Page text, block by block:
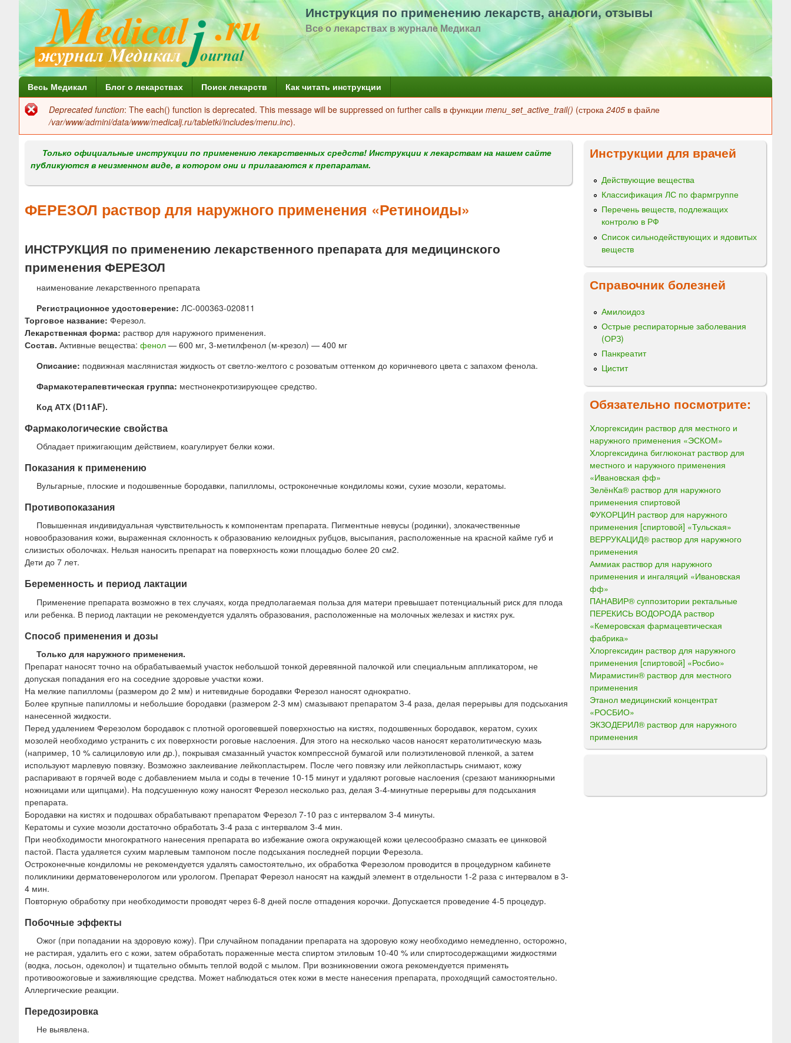
Перейти
к
содержанию
Инструкция по применению лекарств, аналоги, отзывы
Все о лекарствах в журнале Медикал
Г
л
н
м
н
ю
Весь Медикал Блог о лекарствах Поиск лекарств Как читать инструкции
Сообщение
об
ошибке
Deprecated function: The each() function is deprecated. This message will be suppressed on further calls в функции menu_set_active_trail() (строка 2405 в файле
/var/www/admini/data/www/medicalj.ru/tabletki/includes/menu.inc).
Только официальные инструкции по применению лекарственных средств! Инструкции к лекарствам на нашем сайте
публикуются в неизменном виде, в котором они и прилагаются к препаратам.
ФЕРЕЗОЛ раствор для наружного применения «Ретиноиды»
ИНСТРУКЦИЯ по применению лекарственного препарата для медицинского
применения ФЕРЕЗОЛ
наименование лекарственного препарата
Регистрационное удостоверение: ЛС-000363-020811
Торговое название: Ферезол.
Лекарственная форма: раствор для наружного применения.
Состав. Активные вещества: фенол — 600 мг, 3-метилфенол (м-крезол) — 400 мг
Описание: подвижная маслянистая жидкость от светло-желтого с розоватым оттенком до коричневого цвета с запахом фенола.
Фармакотерапевтическая группа: местнонекротизирующее средство.
Код АТХ (D11AF).
Фармакологические свойства
Обладает прижигающим действием, коагулирует белки кожи.
Показания к применению
Вульгарные, плоские и подошвенные бородавки, папилломы, остроконечные кондиломы кожи, сухие мозоли, кератомы.
Противопоказания
Повышенная индивидуальная чувствительность к компонентам препарата. Пигментные невусы (родинки), злокачественные
новообразования кожи, выраженная склонность к образованию келоидных рубцов, высыпания, расположенные на красной кайме губ и
слизистых оболочках. Нельзя наносить препарат на поверхность кожи площадью более 20 см2.
Дети до 7 лет.
Беременность и период лактации
Применение препарата возможно в тех случаях, когда предполагаемая польза для матери превышает потенциальный риск для плода
или ребенка. В период лактации не рекомендуется удалять образования, расположенные на молочных железах и кистях рук.
Способ применения и дозы
Только для наружного применения.
Препарат наносят точно на обрабатываемый участок небольшой тонкой деревянной палочкой или специальным аппликатором, не
допуская попадания его на соседние здоровые участки кожи.
На мелкие папилломы (размером до 2 мм) и нитевидные бородавки Ферезол наносят однократно.
Более крупные папилломы и небольшие бородавки (размером 2-3 мм) смазывают препаратом 3-4 раза, делая перерывы для подсыхания
нанесенной жидкости.
Перед удалением Ферезолом бородавок с плотной ороговевшей поверхностью на кистях, подошвенных бородавок, кератом, сухих
мозолей необходимо устранить с их поверхности роговые наслоения. Для этого на несколько часов наносят кератолитическую мазь
(например, 10 % салициловую или др.), покрывая смазанный участок компрессной бумагой или полиэтиленовой пленкой, а затем
используют марлевую повязку. Возможно заклеивание лейкопластырем. После чего повязку или лейкопластырь снимают, кожу
распаривают в горячей воде с добавлением мыла и соды в течение 10-15 минут и удаляют роговые наслоения (срезают маникюрными
ножницами или щипцами). На подсушенную кожу наносят Ферезол несколько раз, делая 3-4-минутные перерывы для подсыхания
препарата.
Бородавки на кистях и подошвах обрабатывают препаратом Ферезол 7-10 раз с интервалом 3-4 минуты.
Кератомы и сухие мозоли достаточно обработать 3-4 раза с интервалом 3-4 мин.
При необходимости многократного нанесения препарата во избежание ожога окружающей кожи целесообразно смазать ее цинковой
пастой. Паста удаляется сухим марлевым тампоном после подсыхания последней порции Ферезола.
Остроконечные кондиломы не рекомендуется удалять самостоятельно, их обработка Ферезолом проводится в процедурном кабинете
поликлиники дерматовенерологом или урологом. Препарат Ферезол наносят на каждый элемент в отдельности 1-2 раза с интервалом в 3-
4 мин.
Повторную обработку при необходимости проводят через 6-8 дней после отпадения корочки. Допускается проведение 4-5 процедур.
Побочные эффекты
Ожог (при попадании на здоровую кожу). При случайном попадании препарата на здоровую кожу необходимо немедленно, осторожно,
не растирая, удалить его с кожи, затем обработать пораженные места спиртом этиловым 10-40 % или спиртосодержащими жидкостями
(водка, лосьон, одеколон) и тщательно обмыть теплой водой с мылом. При возникновении ожога рекомендуется применять
противоожоговые и заживляющие средства. Может наблюдаться отек кожи в месте нанесения препарата, проходящий самостоятельно.
Аллергические реакции.
Передозировка
Не выявлена.
Инструкции для врачей
Действующие вещества
Классификация ЛС по фармгруппе
Перечень веществ, подлежащих
контролю в РФ
Список сильнодействующих и ядовитых
веществ
Справочник болезней
Амилоидоз
Острые респираторные заболевания
(ОРЗ)
Панкреатит
Цистит
Обязательно посмотрите:
Хлоргексидин раствор для местного и
наружного применения «ЭСКОМ»
Хлоргексидина биглюконат раствор для
местного и наружного применения
«Ивановская фф»
ЗелёнКа® раствор для наружного
применения спиртовой
ФУКОРЦИН раствор для наружного
применения [спиртовой] «Тульская»
ВЕРРУКАЦИД® раствор для наружного
применения
Аммиак раствор для наружного
применения и ингаляций «Ивановская
фф»
ПАНАВИР® суппозитории ректальные
ПЕРЕКИСЬ ВОДОРОДА раствор
«Кемеровская фармацевтическая
фабрика»
Хлоргексидин раствор для наружного
применения [спиртовой] «Росбио»
Мирамистин® раствор для местного
применения
Этанол медицинский концентрат
«РОСБИО»
ЭКЗОДЕРИЛ® раствор для наружного
применения